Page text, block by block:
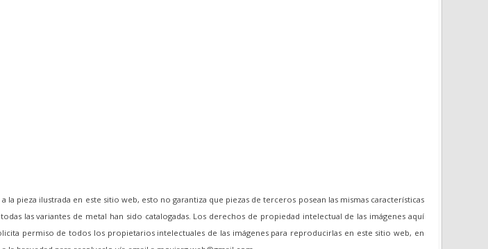
pieza ilustrada en este sitio web, esto no garantiza que piezas de terceros posean las mismas características
las variantes de metal han sido catalogadas. Los derechos de propiedad intelectual de las imágenes aquí
permiso de todos los propietarios intelectuales de las imágenes para reproducirlas en este sitio web, en